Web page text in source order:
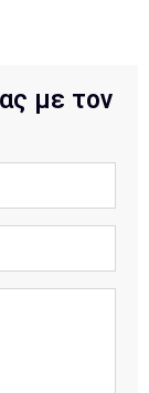
με τον